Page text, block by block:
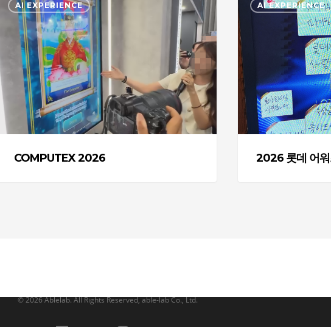
AI EXPERIENCE
2026
COMPUTEX 2026
AI EXPERIENCE
데
어
워
즈
2026 롯데 어
© 2026 Ablelab. All Rights Reserved, able-lab Co., Ltd.